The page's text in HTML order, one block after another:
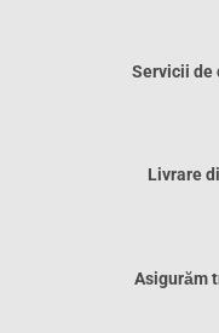
Servicii de
Livrare
Asigurăm